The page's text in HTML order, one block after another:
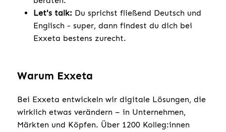
Let's talk: Du sprichst fließend Deutsch und
Englisch - super, dann findest du dich bei
Exxeta bestens zurecht.
Warum Exxeta
Bei Exxeta entwickeln wir digitale Lösungen, die
wirklich etwas verändern – in Unternehmen,
Märkten und Köpfen. Über 1200 Kolleg:innen